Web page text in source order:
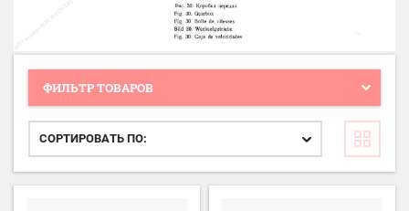
ФИЛЬТР ТОВАРОВ
СОРТИРОВАТЬ ПО: